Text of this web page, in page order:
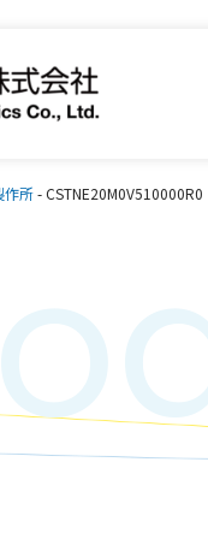
作所-CSTNE20M0V510000R0